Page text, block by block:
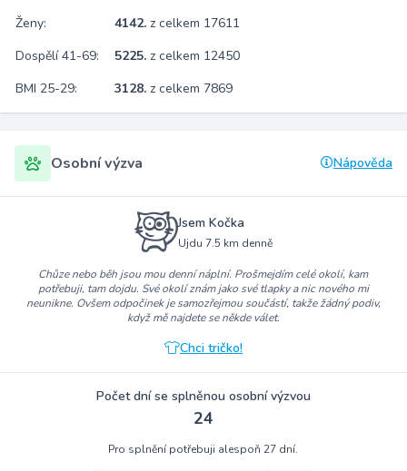
Ženy:
4142. z celkem 17611
Dospělí 41-69:
5225. z celkem 12450
BMI 25-29:
3128. z celkem 7869
Osobní výzva Nápověda
Jsem Kočka
Ujdu 7.5 km denně
Chůze nebo běh jsou mou denní náplní. Prošmejdím celé okolí, kam
potřebuji, tam dojdu. Své okolí znám jako své tlapky a nic nového mi
neunikne. Ovšem odpočinek je samozřejmou součástí, takže žádný podiv,
když mě najdete se někde válet.
Chci tričko!
Počet dní se splněnou osobní výzvou
24
Pro splnění potřebuji alespoň 27 dní.